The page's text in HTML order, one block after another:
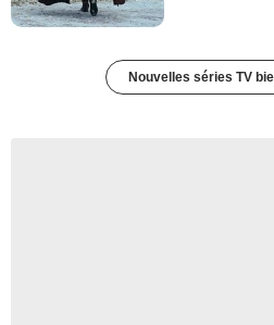
Nouvelles séries TV